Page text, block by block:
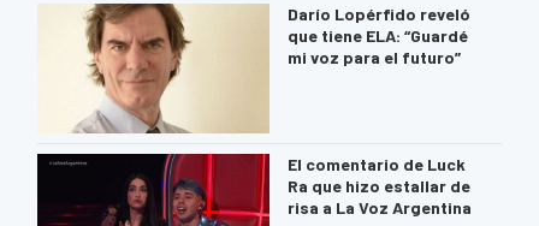
Darío Lopérfido reveló
que tiene ELA: “Guardé
mi voz para el futuro”
El comentario de Luck
Ra que hizo estallar de
risa a La Voz Argentina